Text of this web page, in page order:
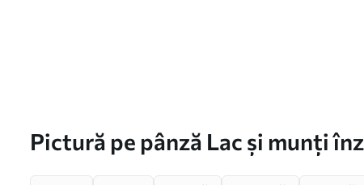
Pictură pe pânză Lac și munți